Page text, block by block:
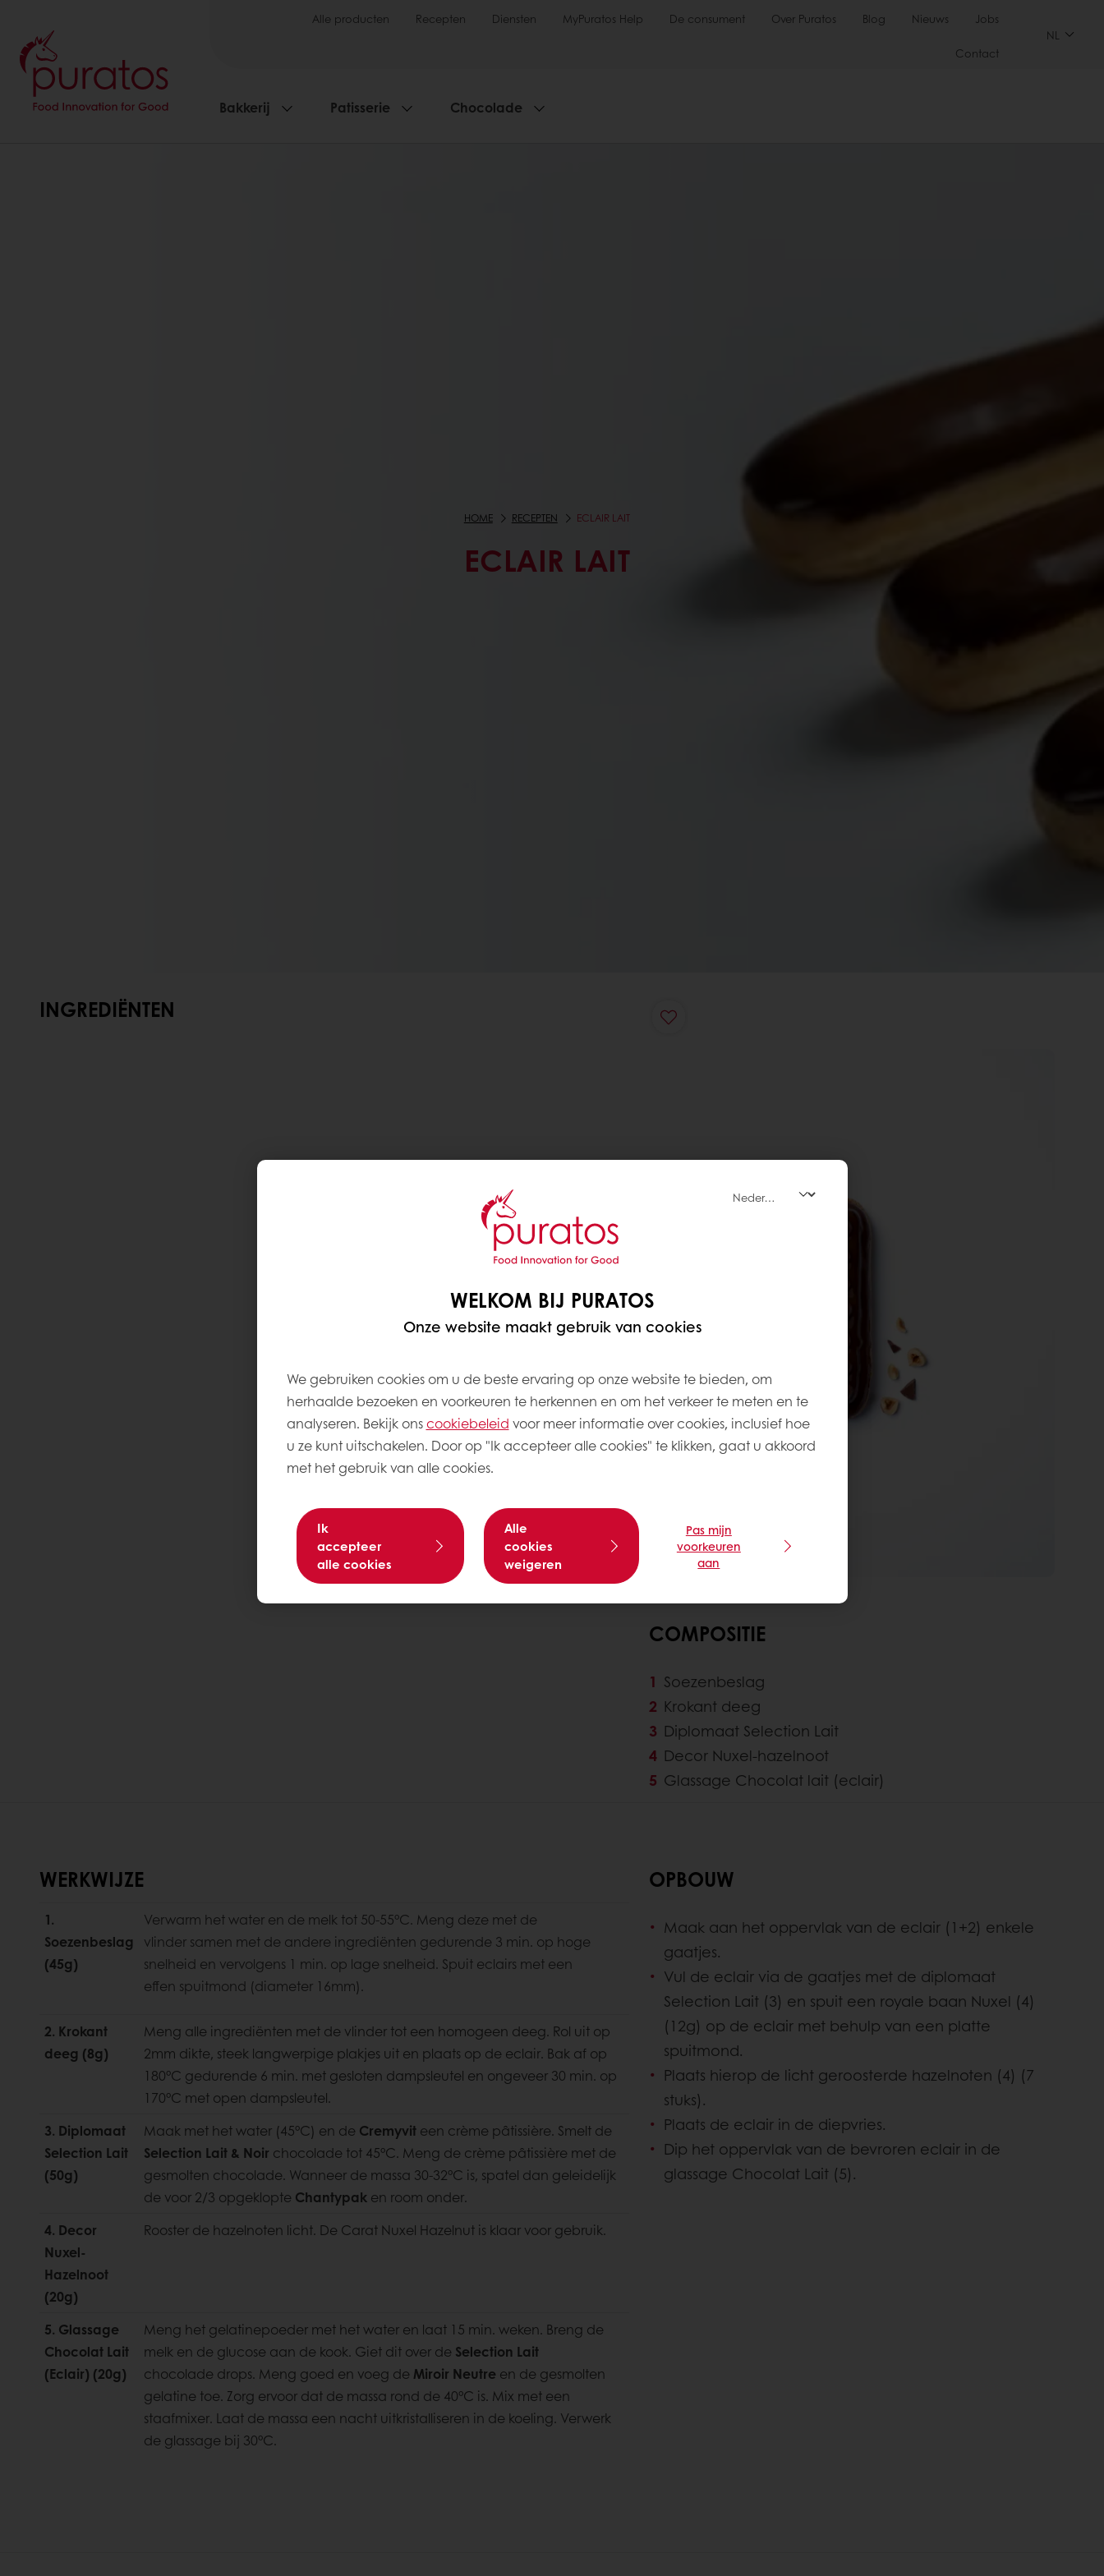
Alle producten Recepten Diensten MyPuratos Help De consument Over Puratos Blog Nieuws Jobs
Contact
NL
Bakkerij Patisserie Chocolade
HOME RECEPTEN ECLAIR LAIT
ECLAIR LAIT
INGREDIËNTEN
COMPOSITIE
Soezenbeslag
Krokant deeg
Diplomaat Selection Lait
Decor Nuxel-hazelnoot
Glassage Chocolat lait (eclair)
WERKWIJZE
1.
Soezenbeslag
(45g)
Verwarm het water en de melk tot 50-55°C. Meng deze met de
vlinder samen met de andere ingrediënten gedurende 3 min. op hoge
snelheid en vervolgens 1 min. op lage snelheid. Spuit eclairs met een
effen spuitmond (diameter 16mm).
2. Krokant
deeg (8g)
Meng alle ingrediënten met de vlinder tot een homogeen deeg. Rol uit op
2mm dikte, steek langwerpige plakjes uit en plaats op de eclair. Bak af op
180°C gedurende 6 min. met gesloten dampsleutel en ongeveer 30 min. op
170°C met open dampsleutel.
3. Diplomaat
Selection Lait
(50g)
Maak met het water (45°C) en de Cremyvit een crème pâtissière. Smelt de
Selection Lait & Noir chocolade tot 45°C. Meng de crème pâtissière met de
gesmolten chocolade. Wanneer de massa 30-32°C is, spatel dan geleidelijk
de voor 2/3 opgeklopte Chantypak en room onder.
4. Decor
Nuxel-
Hazelnoot
(20g)
Rooster de hazelnoten licht. De Carat Nuxel Hazelnut is klaar voor gebruik.
5. Glassage
Chocolat Lait
(Eclair) (20g)
Meng het gelatinepoeder met het water en laat 15 min. weken. Breng de
melk en de glucose aan de kook. Giet dit over de Selection Lait
chocolade drops. Meng goed en voeg de Miroir Neutre en de gesmolten
gelatine toe. Zorg ervoor dat de massa rond de 40°C is. Mix met een
staafmixer. Laat de massa een nacht uitkristalliseren in de koeling. Verwerk
de glassage bij 30°C.
OPBOUW
Maak aan het oppervlak van de eclair (1+2) enkele
gaatjes.
Vul de eclair via de gaatjes met de diplomaat
Selection Lait (3) en spuit een royale baan Nuxel (4)
(12g) op de eclair met behulp van een platte
spuitmond.
Plaats hierop de licht geroosterde hazelnoten (4) (7
stuks).
Plaats de eclair in de diepvries.
Dip het oppervlak van de bevroren eclair in de
glassage Chocolat Lait (5).
WELKOM BIJ PURATOS
Onze website maakt gebruik van cookies
We gebruiken cookies om u de beste ervaring op onze website te bieden, om
herhaalde bezoeken en voorkeuren te herkennen en om het verkeer te meten en te
analyseren. Bekijk ons ​​cookiebeleid voor meer informatie over cookies, inclusief hoe
u ze kunt uitschakelen. Door op "Ik accepteer alle cookies" te klikken, gaat u akkoord
met het gebruik van alle cookies.
Ik
accepteer
alle cookies
Alle
cookies
weigeren
Pas mijn
voorkeuren
aan